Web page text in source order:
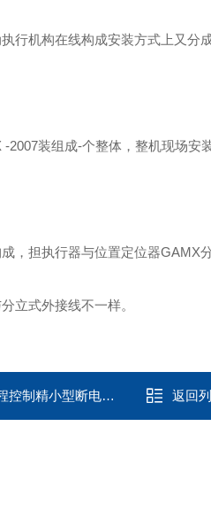
行机构在线构成安装方式上又分成
装组成-个整体，整机现场安装
，担执行器与位置定位器GAMX
立式外接线不一样。
小型断电保护执行器 返回